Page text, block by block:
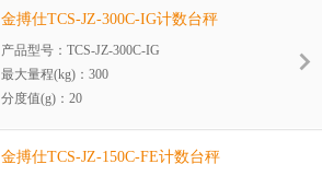
打印机配置：微型打印机、热敏标签打印机
码可选配蓝牙2.0或4.0传输距离远、USB、继
电器、RELAY、RS-232（含RTC）
金搏仕TCS-JZ-300C-IG计数台秤
产品型号：TCS-JZ-300C-IG
最大量程(kg)：300
分度值(g)：20
打印机配置：微型打印机、热敏标签打印机
金搏仕TCS-JZ-150C-FE计数台秤